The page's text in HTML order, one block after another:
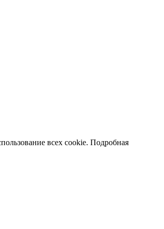
всех cookie. Подробная